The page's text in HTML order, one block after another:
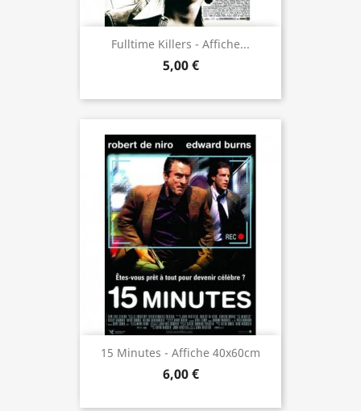
Fulltime Killers - Affiche...
5,00 €
15 Minutes - Affiche 40x60cm
6,00 €